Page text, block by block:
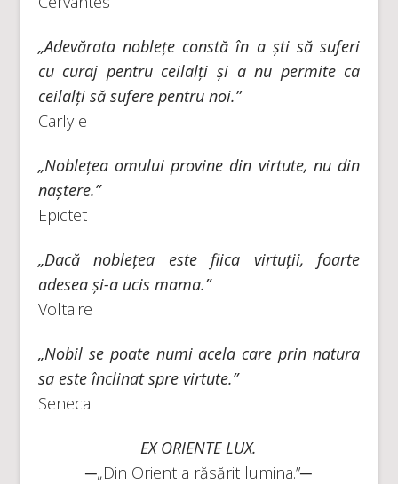
„Adevărata noblețe constă în a ști să suferi
cu curaj pentru ceilalți și a nu permite ca
ceilalți să sufere pentru noi.”
Carlyle
„Noblețea omului provine din virtute, nu din
naștere.”
Epictet
„Dacă noblețea este fiica virtuții, foarte
adesea și-a ucis mama.”
Voltaire
„Nobil se poate numi acela care prin natura
sa este înclinat spre virtute.”
Seneca
EX ORIENTE LUX.
─„Din Orient a răsărit lumina.”─